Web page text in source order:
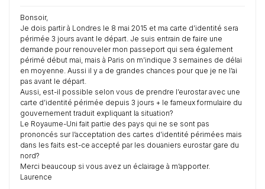
Bonsoir,
Je dois partir à Londres le 8 mai 2015 et ma carte d’identité sera
périmée 3 jours avant le départ. Je suis entrain de faire une
demande pour renouveler mon passeport qui sera également
périmé début mai, mais à Paris on m’indique 3 semaines de délai
en moyenne. Aussi il y a de grandes chances pour que je ne l’ai
pas avant le départ.
Aussi, est-il possible selon vous de prendre l’eurostar avec une
carte d’identité périmée depuis 3 jours + le fameux formulaire du
gouvernement traduit expliquant la situation?
Le Royaume-Uni fait partie des pays qui ne se sont pas
prononcés sur l’acceptation des cartes d’identité périmées mais
dans les faits est-ce accepté par les douaniers eurostar gare du
nord?
Merci beaucoup si vous avez un éclairage à m’apporter.
Laurence